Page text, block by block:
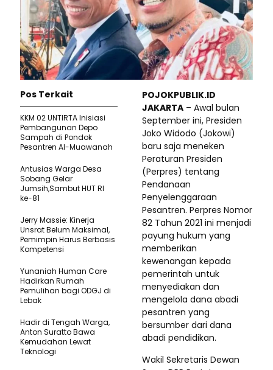
POJOKPUBLIK.ID
JAKARTA – Awal bulan
September ini, Presiden
Joko Widodo (Jokowi)
baru saja meneken
Peraturan Presiden
(Perpres) tentang
Pendanaan
Penyelenggaraan
Pesantren. Perpres Nomor
82 Tahun 2021 ini menjadi
payung hukum yang
memberikan
kewenangan kepada
pemerintah untuk
menyediakan dan
mengelola dana abadi
pesantren yang
bersumber dari dana
abadi pendidikan.
Wakil Sekretaris Dewan
Pos Terkait
KKM 02 UNTIRTA Inisiasi
Pembangunan Depo
Sampah di Pondok
Pesantren Al-Muawanah
Antusias Warga Desa
Sobang Gelar
Jumsih,Sambut HUT RI
ke-81
Jerry Massie: Kinerja
Unsrat Belum Maksimal,
Pemimpin Harus Berbasis
Kompetensi
Yunaniah Human Care
Hadirkan Rumah
Pemulihan bagi ODGJ di
Lebak
Hadir di Tengah Warga,
Anton Suratto Bawa
Kemudahan Lewat
Teknologi ​